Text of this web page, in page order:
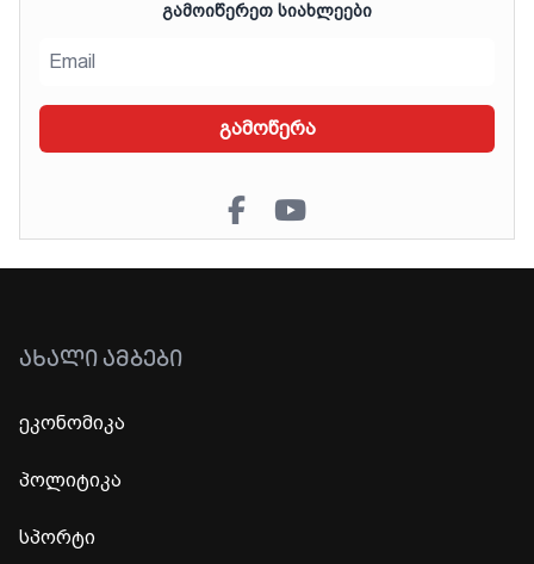
ᲒᲐᲛᲝᲘᲬᲔᲠᲔᲗ ᲡᲘᲐᲮᲚᲔᲔᲑᲘ
გამოწერა
ᲐᲮᲐᲚᲘ ᲐᲛᲑᲔᲑᲘ
ეკონომიკა
პოლიტიკა
სპორტი